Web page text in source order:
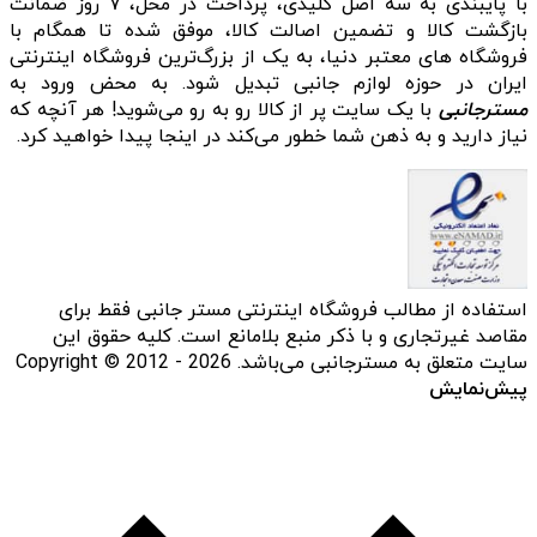
بازگشت کالا و تضمین اصالت کالا، موفق شده تا همگام با
فروشگاه‌ های معتبر دنیا، به یک از بزرگ‌ترین فروشگاه اینترنتی
ایران در حوزه لوازم جانبی تبدیل شود. به محض ورود به
مسترجانبی با یک سایت پر از کالا رو به رو می‌شوید! هر آنچه که
نیاز دارید و به ذهن شما خطور می‌کند در اینجا پیدا خواهید کرد.
استفاده از مطالب فروشگاه اینترنتی مستر جانبی فقط برای
مقاصد غیرتجاری و با ذکر منبع بلامانع است. کلیه حقوق این
سایت متعلق به مسترجانبی می‌باشد. Copyright © 2012 - 2026
پیش‌نمایش